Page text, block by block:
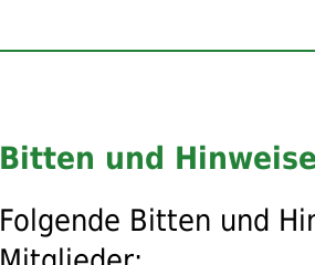
Bitten und
Folgende Bitten und